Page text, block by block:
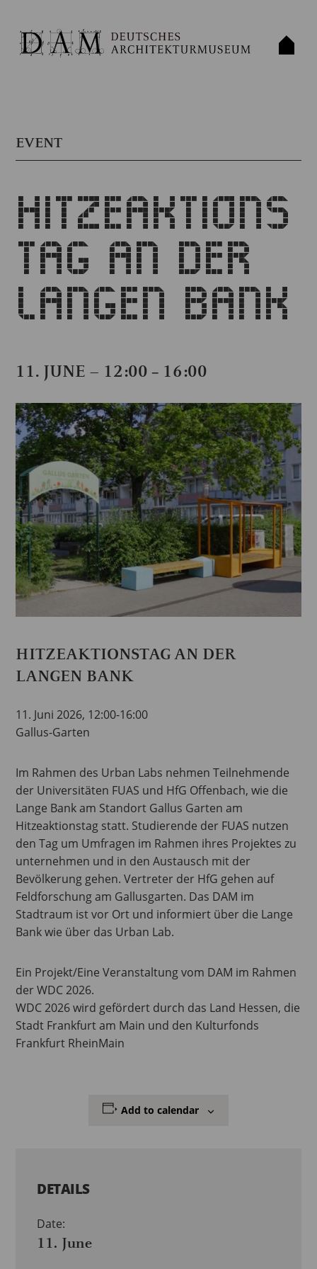
EVENT
HITZEAKTIONS
TAG AN DER
LANGEN BANK
11. JUNE – 12:00 – 16:00
HITZEAKTIONSTAG AN DER
LANGEN BANK
11. Juni 2026, 12:00-16:00
Gallus-Garten
Im Rahmen des Urban Labs nehmen Teilnehmende
der Universitäten FUAS und HfG Offenbach, wie die
Lange Bank am Standort Gallus Garten am
Hitzeaktionstag statt. Studierende der FUAS nutzen
den Tag um Umfragen im Rahmen ihres Projektes zu
unternehmen und in den Austausch mit der
Bevölkerung gehen. Vertreter der HfG gehen auf
Feldforschung am Gallusgarten. Das DAM im
Stadtraum ist vor Ort und informiert über die Lange
Bank wie über das Urban Lab.
Ein Projekt/Eine Veranstaltung vom DAM im Rahmen
der WDC 2026.
WDC 2026 wird gefördert durch das Land Hessen, die
Stadt Frankfurt am Main und den Kulturfonds
Frankfurt RheinMain
Add to calendar
DETAILS
Date:
11. June